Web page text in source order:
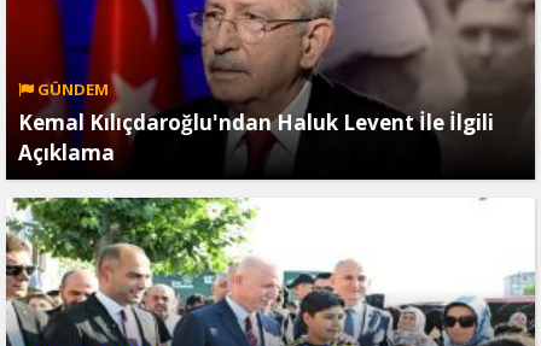
GÜNDEM
Kemal Kılıçdaroğlu'ndan Haluk Levent İle İlgili
Açıklama